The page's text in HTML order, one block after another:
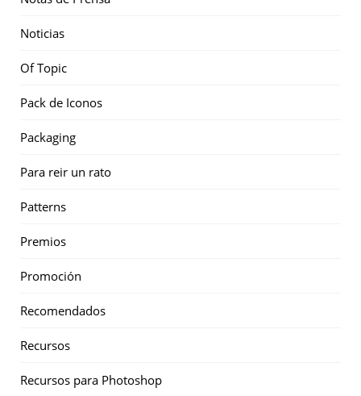
Noticias
Of Topic
Pack de Iconos
Packaging
Para reir un rato
Patterns
Premios
Promoción
Recomendados
Recursos
Recursos para Photoshop